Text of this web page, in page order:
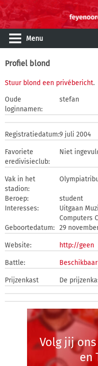
Menu
Profiel blond
Stuur blond een privébericht.
Oude
loginnamen:
stefan
Registratiedatum:9 juli 2004
Favoriete
eredivisieclub:
Niet
Vak in het
stadion:
Beroep:
student
Interesses:
Uitgaan
Computers
Geboortedatum: 29
Website: http://geen
Battle:
Prijzenkast De
Volg jij
en